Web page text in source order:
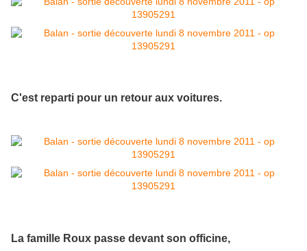
C'est reparti pour un retour aux voitures.
La famille Roux passe devant son officine,